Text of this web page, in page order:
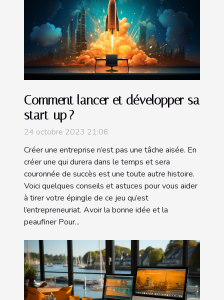
Comment lancer et développer sa
start-up ?
24 octobre 2023 21:06
Créer une entreprise n’est pas une tâche aisée. En
créer une qui durera dans le temps et sera
couronnée de succès est une toute autre histoire.
Voici quelques conseils et astuces pour vous aider
à tirer votre épingle de ce jeu qu’est
l’entrepreneuriat. Avoir la bonne idée et la
peaufiner Pour...